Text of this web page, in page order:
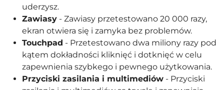
uderzysz.
Zawiasy - Zawiasy przetestowano 20 000 razy,
ekran otwiera się i zamyka bez problemów.
Touchpad - Przetestowano dwa miliony razy pod
kątem dokładności kliknięć i dotknięć w celu
zapewnienia szybkego i pewnego użytkowania.
Przyciski zasilania i multimediów - Przyciski